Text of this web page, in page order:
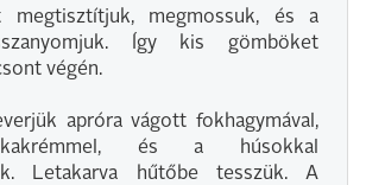
megtisztítjuk, megmossuk, és a
Így kis gömböket
végén.
apróra vágott fokhagymával,
és a húsokkal
Letakarva hűtőbe tesszük. A